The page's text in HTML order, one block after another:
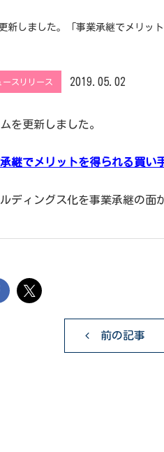
新しました。「事業承継でメリッ
ースリリース 2019.05.02
を更新しました。
継でメリットを得られる買い
ディングス化を事業承継の面
前の記事